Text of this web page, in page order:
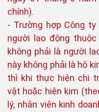
chính).
- Trường hợp Công
người lao động
không phải là người
này không phải là hộ
thì khi thực hiện chi
vật hoặc hiện kim
lý, nhân viên kinh